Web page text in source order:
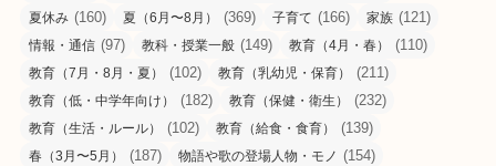
夏休み (160) 夏（6月〜8月） (369) 子育て (166) 家族 (121)
情報・通信 (97) 教科・授業一般 (149) 教育（4月・春） (110)
教育（7月・8月・夏） (102) 教育（乳幼児・保育） (211)
教育（低・中学年向け） (182) 教育（保健・衛生） (232)
教育（生活・ルール） (102) 教育（給食・食育） (139)
春（3月〜5月） (187) 物語や歌の登場人物・モノ (154)